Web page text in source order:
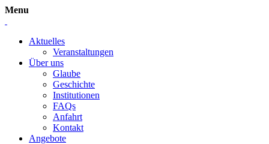
Menu
Aktuelles
Veranstaltungen
Über uns
Glaube
Geschichte
Institutionen
FAQs
Anfahrt
Kontakt
Angebote